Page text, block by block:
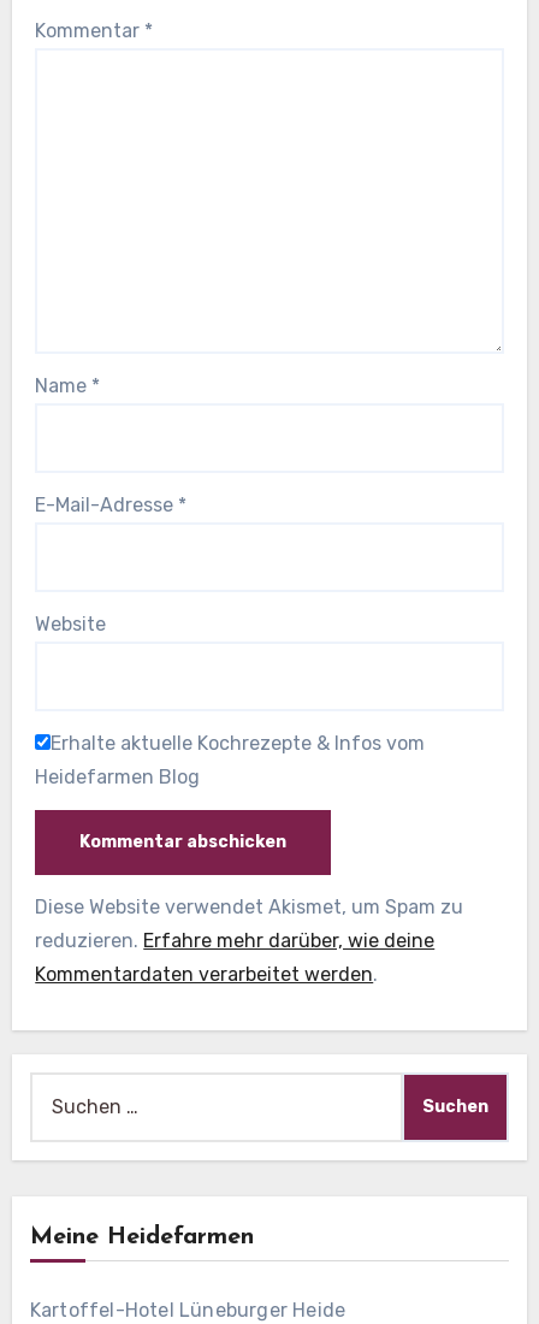
Kommentar *
Name *
E-Mail-Adresse *
Website
Erhalte aktuelle Kochrezepte & Infos vom
Heidefarmen Blog
Diese Website verwendet Akismet, um Spam zu
reduzieren. Erfahre mehr darüber, wie deine
Kommentardaten verarbeitet werden.
Meine Heidefarmen
Kartoffel-Hotel Lüneburger Heide